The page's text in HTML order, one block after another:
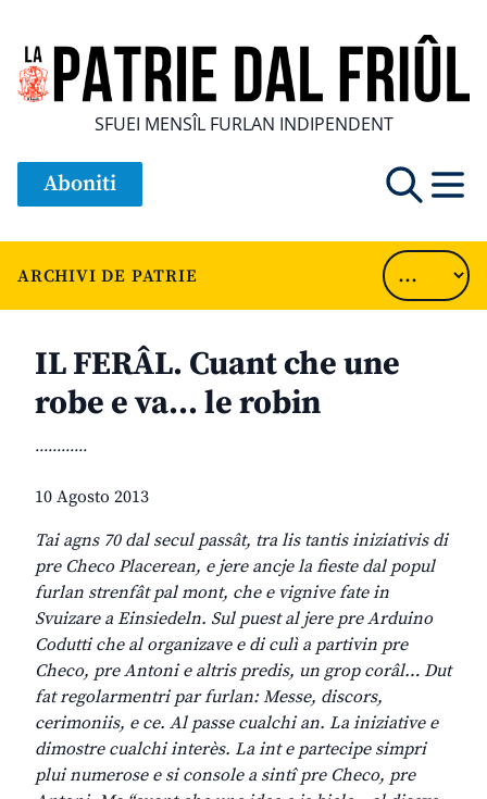
SFUEI MENSÎL FURLAN INDIPENDENT
Aboniti
ARCHIVI DE PATRIE
IL FERÂL. Cuant che une
robe e va… le robin
............
10 Agosto 2013
Tai agns 70 dal secul passât, tra lis tantis iniziativis di
pre Checo Placerean, e jere ancje la fieste dal popul
furlan strenfât pal mont, che e vignive fate in
Svuizare a Einsiedeln. Sul puest al jere pre Arduino
Codutti che al organizave e di culì a partivin pre
Checo, pre Antoni e altris predis, un grop corâl… Dut
fat regolarmentri par furlan: Messe, discors,
cerimoniis, e ce. Al passe cualchi an. La iniziative e
dimostre cualchi interès. La int e partecipe simpri
plui numerose e si console a sintî pre Checo, pre